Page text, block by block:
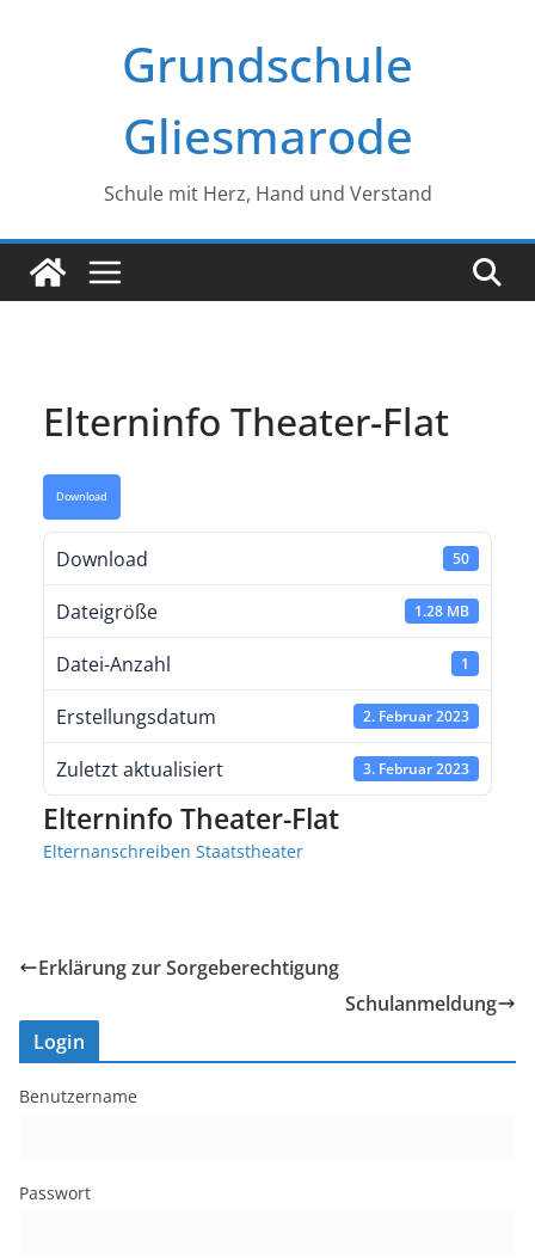
Grundschule
Gliesmarode
Schule mit Herz, Hand und Verstand
Elterninfo Theater-Flat
Download
Download 50
Dateigröße 1.28 MB
Datei-Anzahl 1
Erstellungsdatum 2. Februar 2023
Zuletzt aktualisiert 3. Februar 2023
Elterninfo Theater-Flat
Elternanschreiben Staatstheater
Erklärung zur Sorgeberechtigung
Schulanmeldung
Login
Benutzername
Passwort